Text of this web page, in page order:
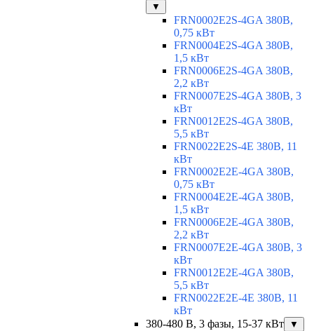
▼
FRN0002E2S-4GA 380В,
0,75 кВт
FRN0004E2S-4GA 380В,
1,5 кВт
FRN0006E2S-4GA 380В,
2,2 кВт
FRN0007E2S-4GA 380В, 3
кВт
FRN0012E2S-4GA 380В,
5,5 кВт
FRN0022E2S-4E 380В, 11
кВт
FRN0002E2E-4GA 380В,
0,75 кВт
FRN0004E2E-4GA 380В,
1,5 кВт
FRN0006E2E-4GA 380В,
2,2 кВт
FRN0007E2E-4GA 380В, 3
кВт
FRN0012E2E-4GA 380В,
5,5 кВт
FRN0022E2E-4E 380В, 11
кВт
380-480 В, 3 фазы, 15-37 кВт
▼